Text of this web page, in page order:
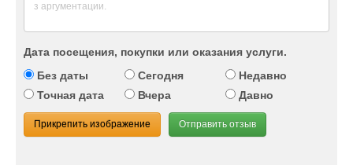
Дата посещения, покупки или оказания услуги.
Без даты
Сегодня
Недавно
Точная дата
Вчера Давно
Прикрепить изображение Отправить отзыв